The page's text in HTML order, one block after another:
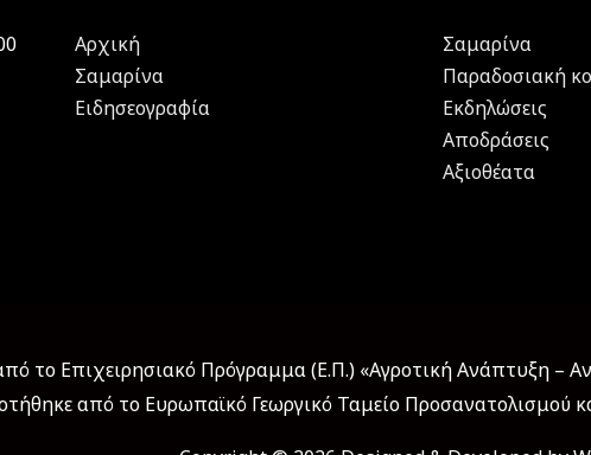
Αρχική
Σαμαρίνα
Ειδησεογραφία
Σαμαρίνα
Παραδοσιακή
Εκδηλώσεις
Αποδράσεις
Αξιοθέατα
το Επιχειρησιακό Πρόγραμμα (Ε.Π.) «Αγροτική Ανάπτυξη –
από το Ευρωπαϊκό Γεωργικό Ταμείο Προσανατολισμού